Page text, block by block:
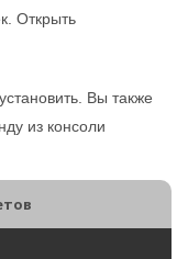
Открыть
Вы также
из консоли